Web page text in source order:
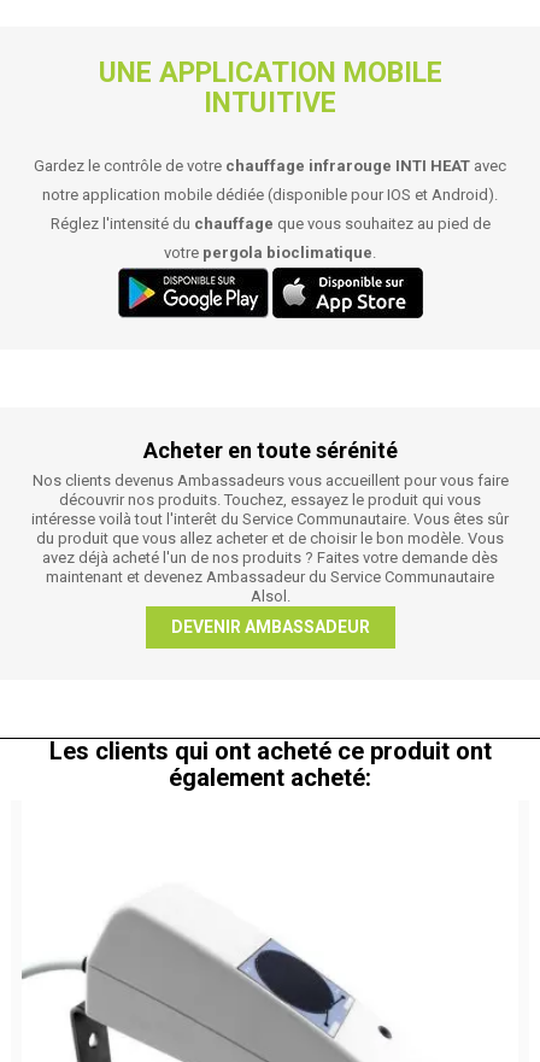
UNE APPLICATION MOBILE
INTUITIVE
Gardez le contrôle de votre chauffage infrarouge INTI HEAT avec
notre application mobile dédiée (disponible pour IOS et Android).
Réglez l'intensité du chauffage que vous souhaitez au pied de
votre pergola bioclimatique.
Acheter en toute sérénité
Nos clients devenus Ambassadeurs vous accueillent pour vous faire
découvrir nos produits. Touchez, essayez le produit qui vous
intéresse voilà tout l'interêt du Service Communautaire. Vous êtes sûr
du produit que vous allez acheter et de choisir le bon modèle. Vous
avez déjà acheté l'un de nos produits ? Faites votre demande dès
maintenant et devenez Ambassadeur du Service Communautaire
Alsol.
DEVENIR AMBASSADEUR
Les clients qui ont acheté ce produit ont
également acheté: